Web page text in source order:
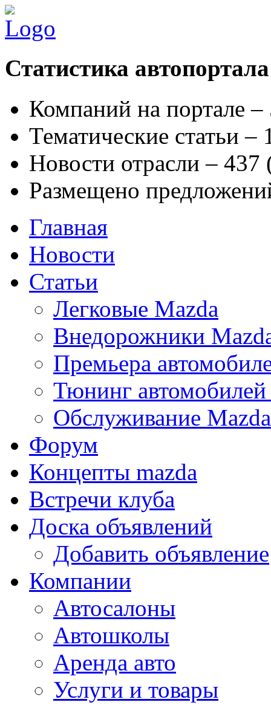
Статистика автопортала
Компаний на портале
Тематические статьи –
Новости отрасли – 437
Размещено
Главная
Новости
Статьи
Легковые Mazda
Внедорожники
Премьера
Тюнинг
Обслуживание Mazda
Форум
Концепты mazda
Встречи клуба
Доска объявлений
Добавить объявление
Компании
Автосалоны
Автошколы
Аренда авто
Услуги и товары